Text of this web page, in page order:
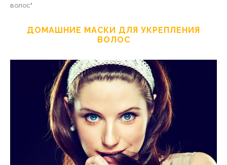
волос"
ДОМАШНИЕ МАСКИ ДЛЯ УКРЕПЛЕНИЯ
ВОЛОС